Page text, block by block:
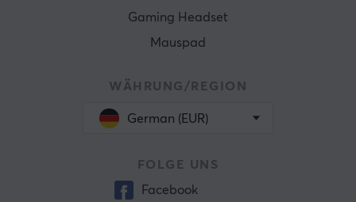
Gaming Headset
Mauspad
WÄHRUNG/REGION
German (EUR)
FOLGE UNS
Facebook